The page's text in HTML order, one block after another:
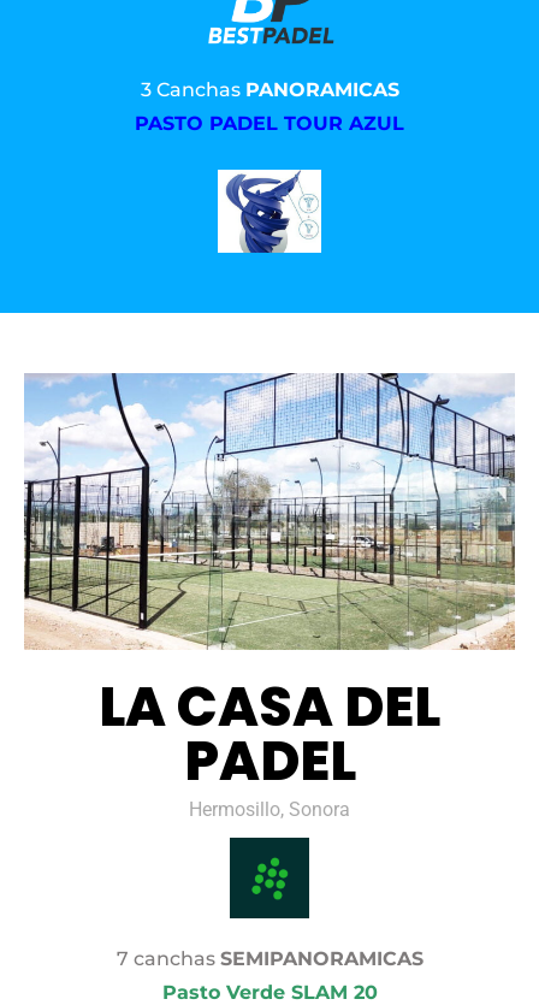
3 Canchas PANORAMICAS
PASTO PADEL TOUR AZUL
LA CASA DEL
PADEL
Hermosillo, Sonora
7 canchas SEMIPANORAMICAS
Pasto Verde SLAM 20